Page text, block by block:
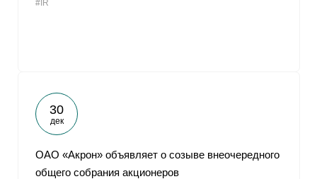
#IR
30
дек
ОАО «Акрон» объявляет о созыве внеочередного
общего собрания акционеров